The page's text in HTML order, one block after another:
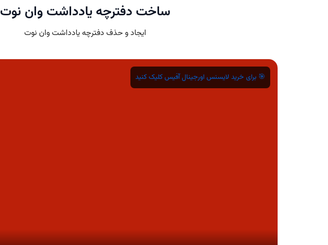
ساخت دفترچه یادداشت وان نوت
ایجاد و حذف دفترچه یادداشت وان نوت
🎯 برای خرید لایسنس اورجینال آفیس کلیک کنید